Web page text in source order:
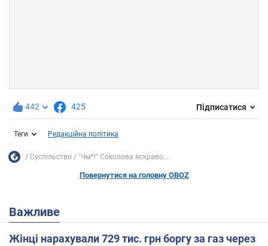
442 425 Підписатися
Теги Редакційна політика
Суспільство "Чм*!" Соколова яскраво...
Повернутися на головну OBOZ
Важливе
Жінці нарахували 729 тис. грн боргу за газ через